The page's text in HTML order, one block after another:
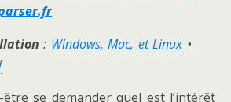
: Windows, Mac, et Linux •
se demander quel est l’intérêt